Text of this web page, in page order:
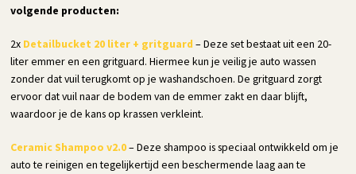
volgende producten:
2x Detailbucket 20 liter + gritguard – Deze set bestaat uit een 20-
liter emmer en een gritguard. Hiermee kun je veilig je auto wassen
zonder dat vuil terugkomt op je washandschoen. De gritguard zorgt
ervoor dat vuil naar de bodem van de emmer zakt en daar blijft,
waardoor je de kans op krassen verkleint.
Ceramic Shampoo v2.0– Deze shampoo is speciaal ontwikkeld om je
auto te reinigen en tegelijkertijd een beschermende laag aan te